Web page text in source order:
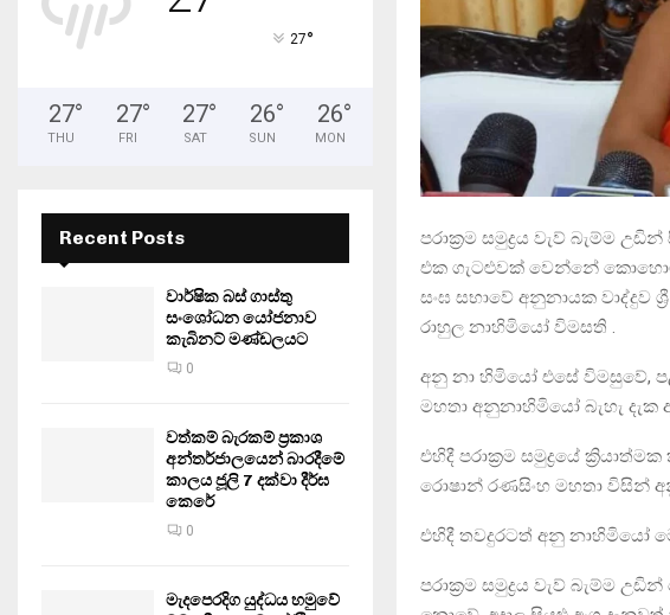
පරාක්‍රම සමුද්‍රය වැව් බැම්ම
එක ගැටළුවක් වෙන්නේ
සංඝ සභාවේ අනුනායක වාද්දුව
රාහුල නාහිමියෝ විමසති .
අනු නා හිමියෝ එසේ විමසුවේ,
මහතා අනුනාහිමියෝ බැහැ දැක
එහිදී පරාක්‍රම සමුද්‍රයේ
රොෂාන් රණසිංහ මහතා විසින්
එහිදී තවදුරටත් අනු නාහිමියෝ
පරාක්‍රම සමුද්‍රය වැව් බැම්ම
27°
27°
THU
27°
FRI
27°
SAT
26°
SUN
26°
MON
Recent Posts
වාර්ෂික බස් ගාස්තු
සංශෝධන යෝජනාව
කැබිනට් මණ්ඩලයට
0
වත්කම් බැරකම් ප්‍රකාශ
අන්තර්ජාලයෙන් බාරදීමේ
කාලය ජූලි 7 දක්වා දීර්ඝ
කෙරේ
0
මැදපෙරදිග යුද්ධය හමුවේ